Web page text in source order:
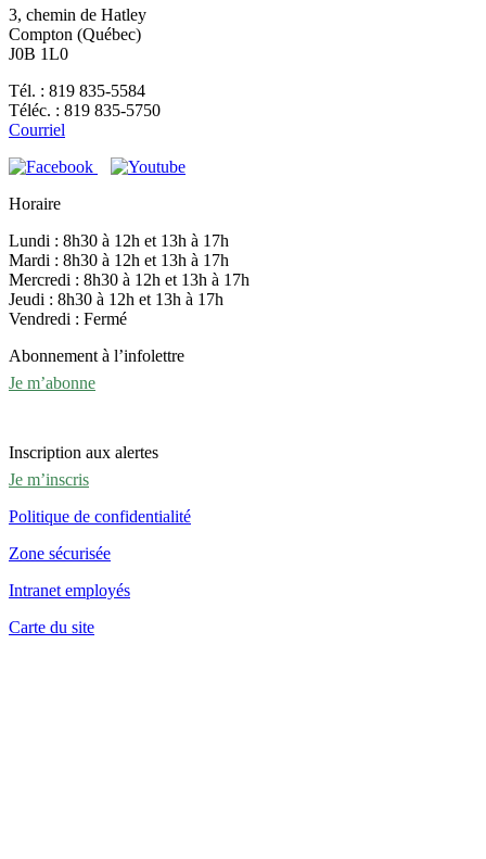
3, chemin de Hatley
Compton (Québec)
J0B 1L0
Tél. : 819 835-5584
Téléc. : 819 835-5750
Courriel
Horaire
Lundi : 8h30 à 12h et 13h à 17h
Mardi : 8h30 à 12h et 13h à 17h
Mercredi : 8h30 à 12h et 13h à 17h
Jeudi : 8h30 à 12h et 13h à 17h
Vendredi : Fermé
Abonnement à l’infolettre
Je m’abonne
Inscription aux alertes
Je m’inscris
Politique de confidentialité
Zone sécurisée
Intranet employés
Carte du site